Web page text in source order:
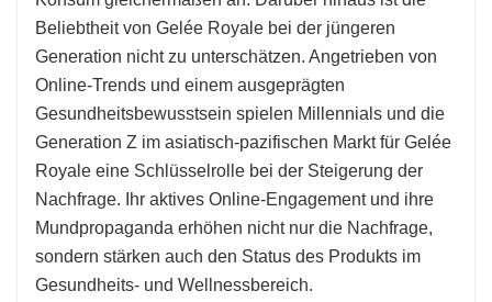
Beliebtheit von Gelée Royale bei der jüngeren
Generation nicht zu unterschätzen. Angetrieben von
Online-Trends und einem ausgeprägten
Gesundheitsbewusstsein spielen Millennials und die
Generation Z im asiatisch-pazifischen Markt für Gelée
Royale eine Schlüsselrolle bei der Steigerung der
Nachfrage. Ihr aktives Online-Engagement und ihre
Mundpropaganda erhöhen nicht nur die Nachfrage,
sondern stärken auch den Status des Produkts im
Gesundheits- und Wellnessbereich.